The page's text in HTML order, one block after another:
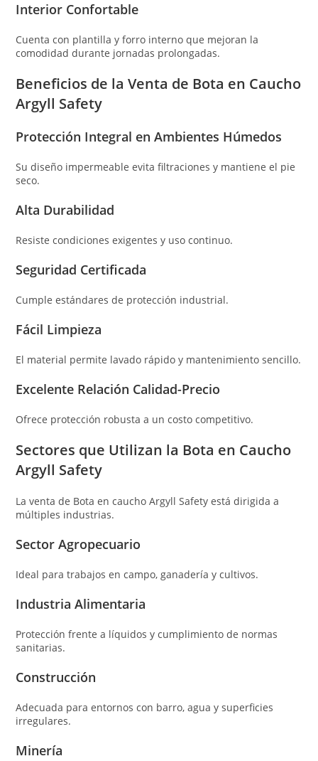
Interior Confortable
Cuenta con plantilla y forro interno que mejoran la
comodidad durante jornadas prolongadas.
Beneficios de la Venta de Bota en Caucho
Argyll Safety
Protección Integral en Ambientes Húmedos
Su diseño impermeable evita filtraciones y mantiene el pie
seco.
Alta Durabilidad
Resiste condiciones exigentes y uso continuo.
Seguridad Certificada
Cumple estándares de protección industrial.
Fácil Limpieza
El material permite lavado rápido y mantenimiento sencillo.
Excelente Relación Calidad-Precio
Ofrece protección robusta a un costo competitivo.
Sectores que Utilizan la Bota en Caucho
Argyll Safety
La venta de Bota en caucho Argyll Safety está dirigida a
múltiples industrias.
Sector Agropecuario
Ideal para trabajos en campo, ganadería y cultivos.
Industria Alimentaria
Protección frente a líquidos y cumplimiento de normas
sanitarias.
Construcción
Adecuada para entornos con barro, agua y superficies
irregulares.
Minería